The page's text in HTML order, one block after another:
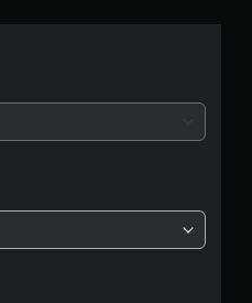
段
階